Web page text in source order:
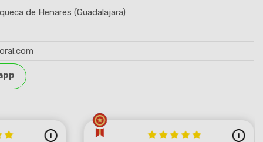
de Henares (Guadalajara)